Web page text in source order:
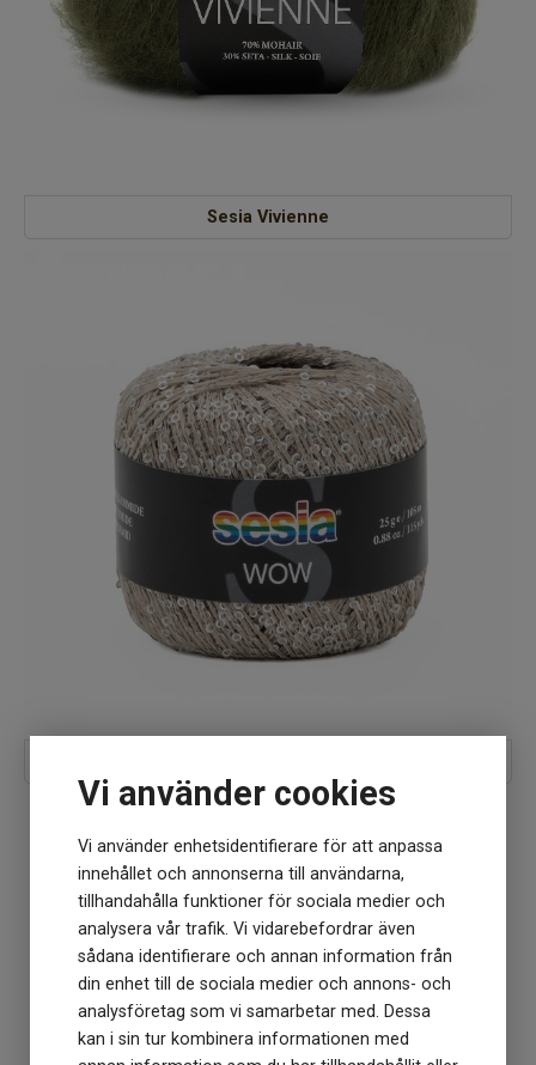
Vi använder cookies
Vi använder enhetsidentifierare för att anpassa
innehållet och annonserna till användarna,
tillhandahålla funktioner för sociala medier och
analysera vår trafik. Vi vidarebefordrar även
sådana identifierare och annan information från
din enhet till de sociala medier och annons- och
analysföretag som vi samarbetar med. Dessa
kan i sin tur kombinera informationen med
Sesia Vivienne